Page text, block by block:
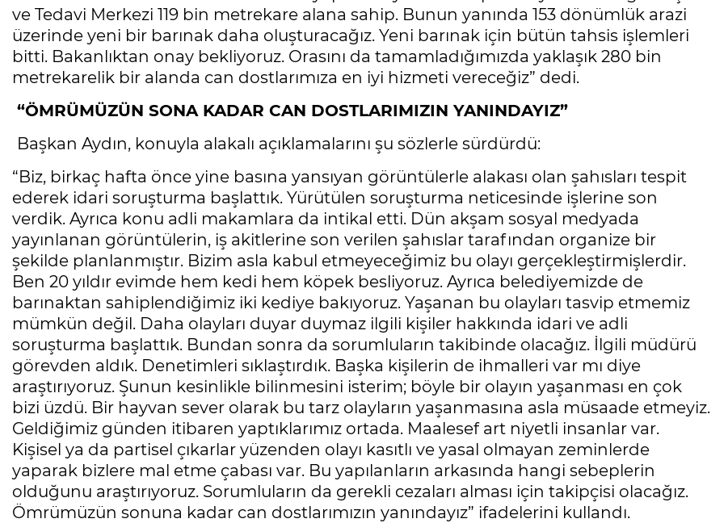
ve Tedavi Merkezi 119 bin metrekare alana sahip. Bunun yanında 153 dönümlük arazi
üzerinde yeni bir barınak daha oluşturacağız. Yeni barınak için bütün tahsis işlemleri
bitti. Bakanlıktan onay bekliyoruz. Orasını da tamamladığımızda yaklaşık 280 bin
metrekarelik bir alanda can dostlarımıza en iyi hizmeti vereceğiz” dedi.
“ÖMRÜMÜZÜN SONA KADAR CAN DOSTLARIMIZIN YANINDAYIZ”
Başkan Aydın, konuyla alakalı açıklamalarını şu sözlerle sürdürdü:
“Biz, birkaç hafta önce yine basına yansıyan görüntülerle alakası olan şahısları tespit
ederek idari soruşturma başlattık. Yürütülen soruşturma neticesinde işlerine son
verdik. Ayrıca konu adli makamlara da intikal etti. Dün akşam sosyal medyada
yayınlanan görüntülerin, iş akitlerine son verilen şahıslar tarafından organize bir
şekilde planlanmıştır. Bizim asla kabul etmeyeceğimiz bu olayı gerçekleştirmişlerdir.
Ben 20 yıldır evimde hem kedi hem köpek besliyoruz. Ayrıca belediyemizde de
barınaktan sahiplendiğimiz iki kediye bakıyoruz. Yaşanan bu olayları tasvip etmemiz
mümkün değil. Daha olayları duyar duymaz ilgili kişiler hakkında idari ve adli
soruşturma başlattık. Bundan sonra da sorumluların takibinde olacağız. İlgili müdürü
görevden aldık. Denetimleri sıklaştırdık. Başka kişilerin de ihmalleri var mı diye
araştırıyoruz. Şunun kesinlikle bilinmesini isterim; böyle bir olayın yaşanması en çok
bizi üzdü. Bir hayvan sever olarak bu tarz olayların yaşanmasına asla müsaade etmeyiz.
Geldiğimiz günden itibaren yaptıklarımız ortada. Maalesef art niyetli insanlar var.
Kişisel ya da partisel çıkarlar yüzenden olayı kasıtlı ve yasal olmayan zeminlerde
yaparak bizlere mal etme çabası var. Bu yapılanların arkasında hangi sebeplerin
olduğunu araştırıyoruz. Sorumluların da gerekli cezaları alması için takipçisi olacağız.
Ömrümüzün sonuna kadar can dostlarımızın yanındayız” ifadelerini kullandı.